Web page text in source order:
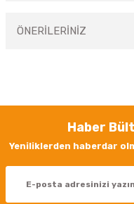
ÖNERİLERİNİZ
Görüş ve önerileriniz için
Ürün resmi kalitesiz, bozuk
Ürün bilgilerinde hatalar
Haber
Yeniliklerden haberdar